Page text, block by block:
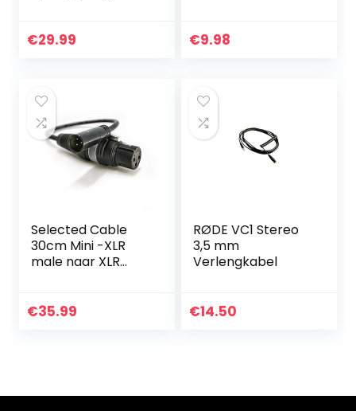
microfoon,
€29.99
opgerolde haakse
tablets met rode
SC7,
videomicrofoon,
videomicro go,
BOYA en meer
€9.98
Selected Cable
30cm Mini -XLR
male naar XLR
BMPCC audio
€35.99
RØDE VC1 Stereo
3,5 mm
Verlengkabel
€14.50